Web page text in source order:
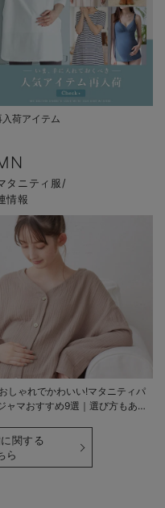
入荷アイテム
タニティ服/
情報
おしゃれでかわいい!マタニティパ
ャマおすすめ9選｜選び方もあわ
関する
ら